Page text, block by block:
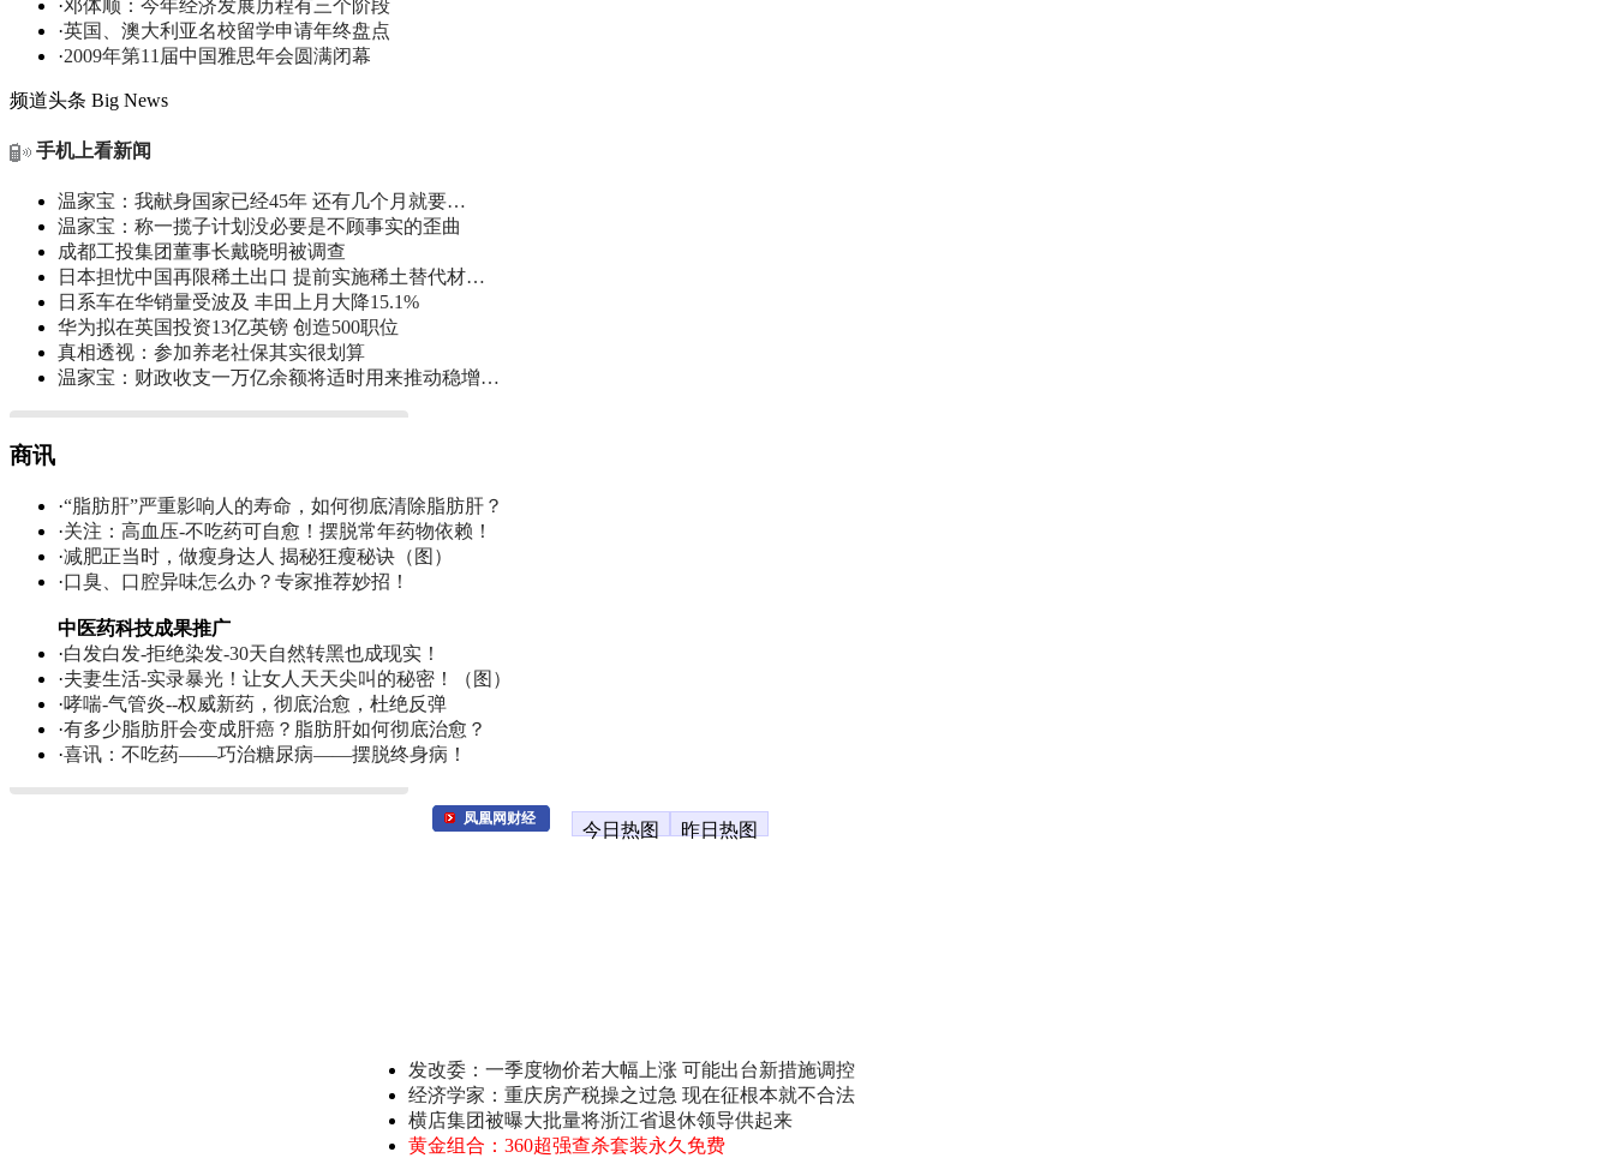
·邓体顺：今年经济发展历程有三个阶段
·英国、澳大利亚名校留学申请年终盘点
·2009年第11届中国雅思年会圆满闭幕
频道头条 Big News
手机上看新闻
温家宝：我献身国家已经45年 还有几个月就要…
温家宝：称一揽子计划没必要是不顾事实的歪曲
成都工投集团董事长戴晓明被调查
日本担忧中国再限稀土出口 提前实施稀土替代材…
日系车在华销量受波及 丰田上月大降15.1%
华为拟在英国投资13亿英镑 创造500职位
真相透视：参加养老社保其实很划算
温家宝：财政收支一万亿余额将适时用来推动稳增…
商讯
·“脂肪肝”严重影响人的寿命，如何彻底清除脂肪肝？
·关注：高血压-不吃药可自愈！摆脱常年药物依赖！
·减肥正当时，做瘦身达人 揭秘狂瘦秘诀（图）
·口臭、口腔异味怎么办？专家推荐妙招！
中医药科技成果推广
·白发白发-拒绝染发-30天自然转黑也成现实！
·夫妻生活-实录暴光！让女人天天尖叫的秘密！（图）
·哮喘-气管炎--权威新药，彻底治愈，杜绝反弹
·有多少脂肪肝会变成肝癌？脂肪肝如何彻底治愈？
·喜讯：不吃药——巧治糖尿病——摆脱终身病！
凤凰网财经
今日热图 昨日热图
发改委：一季度物价若大幅上涨 可能出台新措施调控
经济学家：重庆房产税操之过急 现在征根本就不合法
横店集团被曝大批量将浙江省退休领导供起来
黄金组合：360超强查杀套装永久免费